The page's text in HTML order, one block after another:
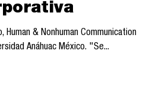
& Nonhuman Communication
Anáhuac México. "Se...